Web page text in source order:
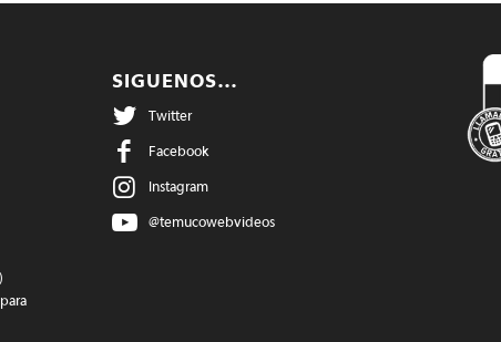
SIGUENOS…
Twitter
Facebook
Instagram
@temucowebvideos